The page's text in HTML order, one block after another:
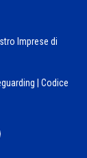
Imprese di
Codice